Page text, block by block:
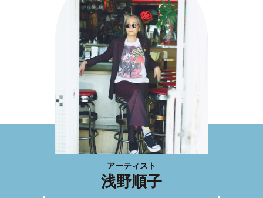
アーティスト
浅野順子